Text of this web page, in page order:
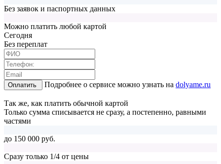
Без заявок и паспортных данных
Можно платить любой картой
Cегодня
Без переплат
Оплатить Подробнее о сервисе можно узнать на dolyame.ru
Так же, как платить обычной картой
Только сумма списывается не сразу, а постепенно, равными
частями
до 150 000 руб.
Сразу только 1/4 от цены